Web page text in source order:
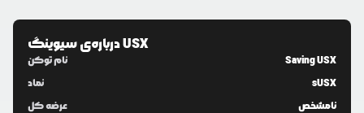
درباره‌یسیوینگ USX
نام توکن
Saving USX
نماد
sUSX
عرضه کل
نامشخص